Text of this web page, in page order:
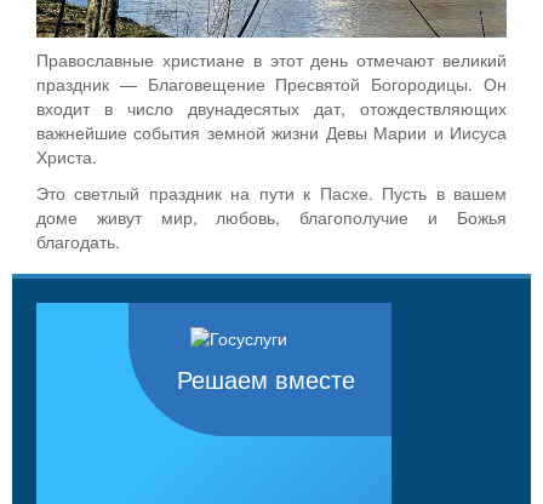
Православные христиане в этот день отмечают великий
праздник — Благовещение Пресвятой Богородицы. Он
входит в число двунадесятых дат, отождествляющих
важнейшие события земной жизни Девы Марии и Иисуса
Христа.
Это светлый праздник на пути к Пасхе. Пусть в вашем
доме живут мир, любовь, благополучие и Божья
благодать.
Решаем вместе